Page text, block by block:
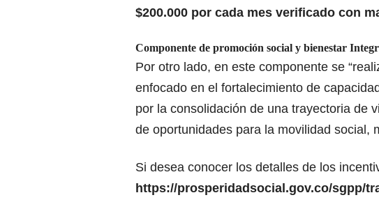
$200.000 por cada mes verificado con
Componente de promoción social y bienestar
Por otro lado, en este componente se
enfocado en el fortalecimiento de
por la consolidación de una trayectoria de
de oportunidades para la movilidad social,
Si desea conocer los detalles de los
https://prosperidadsocial.gov.co/sgpp/